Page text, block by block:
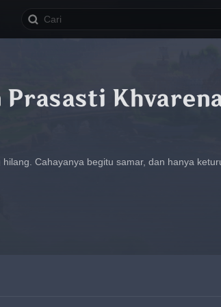
Prasasti
Cahayanya begitu samar, dan hanya